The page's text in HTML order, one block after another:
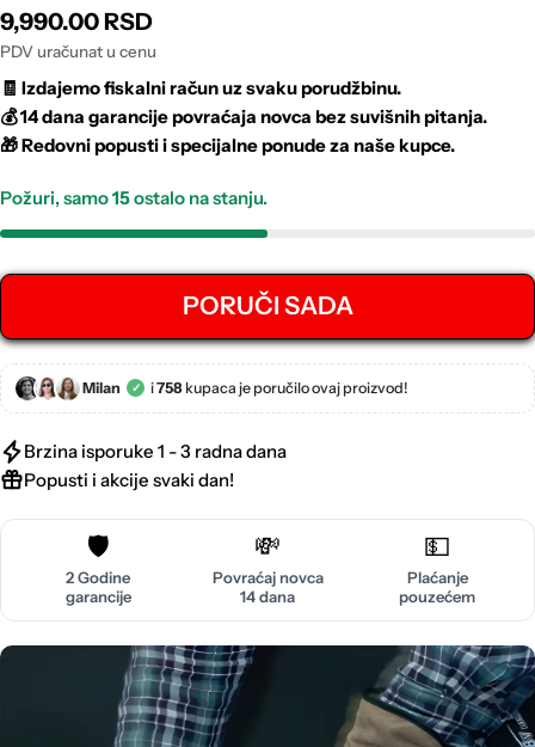
Regular
price
9,990.00 RSD
PDV uračunat u cenu
🧾 Izdajemo fiskalni račun uz svaku porudžbinu.
💰14 dana garancije povraćaja novca bez suvišnih pitanja.
🎁Redovni popusti i specijalne ponude za naše kupce.
Požuri, samo15ostalo na stanju.
PORUČI SADA
Milan ✓ i758 kupaca je poručilo ovaj proizvod!
Brzina isporuke 1 - 3 radna dana
Popusti i akcije svaki dan!
🛡️
2 Godine
garancije
💸
Povraćaj novca
14 dana
💵
Plaćanje
pouzećem